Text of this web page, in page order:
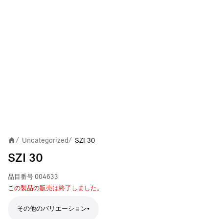
/ Uncategorized/ SZI 30
SZI 30
品目番号 004633
この製品の販売は終了しました。
その他のバリエーション